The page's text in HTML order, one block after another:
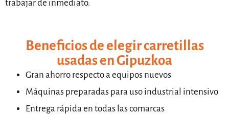
trabajar de inmediato.
Beneficios de elegir carretillas
usadas en Gipuzkoa
Gran ahorro respecto a equipos nuevos
Máquinas preparadas para uso industrial intensivo
Entrega rápida en todas las comarcas